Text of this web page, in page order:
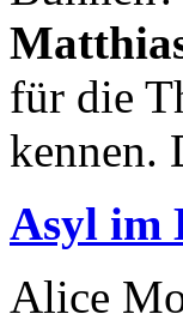
für die
kennen.
Asyl im
Alice